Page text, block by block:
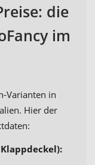
die
im
Varianten in
Hier der